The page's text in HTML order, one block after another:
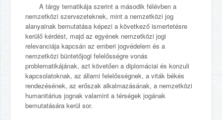
A tárgy tematikája szerint a második félévben a
nemzetközi szervezeteknek, mint a nemzetközi jog
alanyainak bemutatása képezi a következő ismertetésre
kerülő kérdést, majd az egyének nemzetközi jogi
relevanciája kapcsán az emberi jogvédelem és a
nemzetközi büntetőjogi felelősségre vonás
problematikájának, azt követően a diplomáciai és konzuli
kapcsolatoknak, az állami felelősségnek, a viták békés
rendezésének, az erőszak alkalmazásának, a nemzetközi
humanitárius jognak valamint a térségek jogának
bemutatására kerül sor.